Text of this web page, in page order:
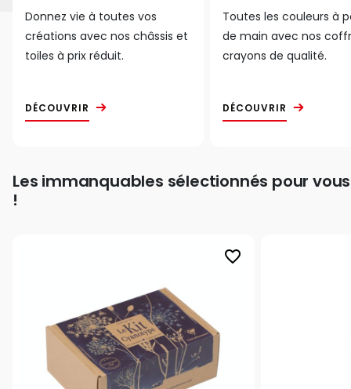
Donnez vie à toutes vos
créations avec nos châssis et
toiles à prix réduit.
DÉCOUVRIR
Toutes les couleurs à
de main avec nos
crayons de qualité.
DÉCOUVRIR
Les immanquables sélectionnés pour vous
!
favorite_border